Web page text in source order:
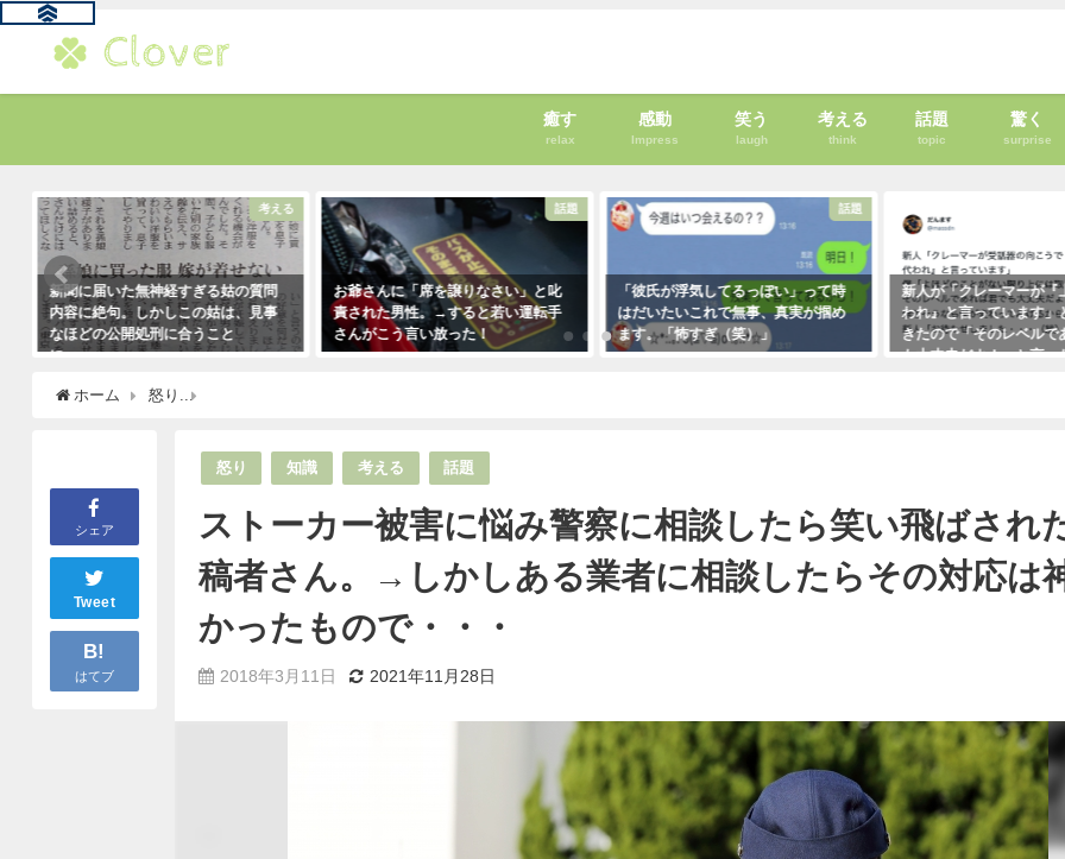
癒す
relax
感動
Impress
笑う
laugh
考える
think
話題
topic
驚く
surprise
話題
お爺さんに「席を譲りなさい」と叱
責された男性。→すると若い運転手
さんがこう言い放った！
話題
「彼氏が浮気してるっぽい」って時
はだいたいこれで無事、真実が掴め
ます。「怖すぎ（笑）」
癒す
新人が「クレーマーが『上の者に代
われ』と言っています」と報告して
きたので「そのレベルであれば君で
も大丈夫だよ！」と言ったら・・・
新聞に届いた無神経すぎ
内容に絶句。しかしこの
なほどの公開処刑に合う
に・・・
ホーム 怒り
シェア
Tweet
B!
はてブ
怒り 知識 考える 話題
ストーカー被害に悩み警察に相談したら笑い飛ばされ
稿者さん。→しかしある業者に相談したらその対応は
かったもので・・・
2018年3月11日 2021年11月28日